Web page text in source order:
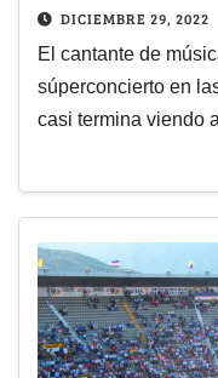
DICIEMBRE 29, 2022
El cantante de
súperconcierto en
casi termina viendo